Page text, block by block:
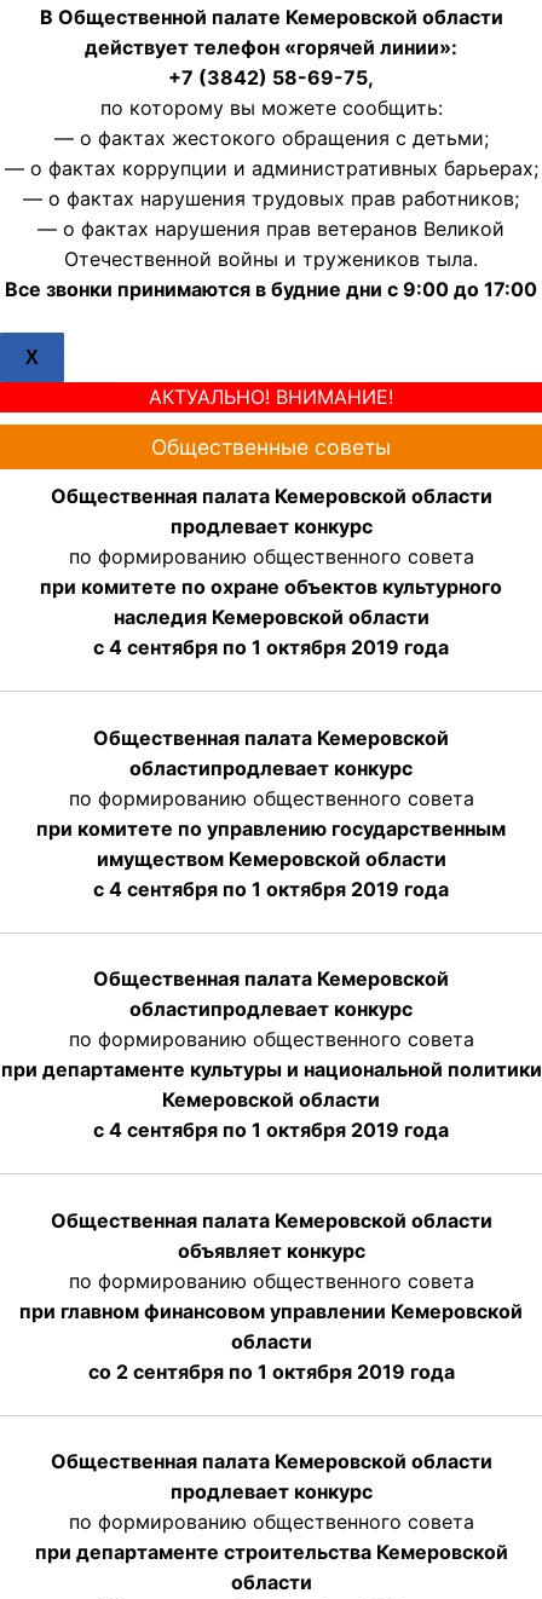
В Общественной палате Кемеровской области
действует телефон «горячей линии»:
+7 (3842) 58-69-75,
по которому вы можете сообщить:
— о фактах жестокого обращения с детьми;
— о фактах коррупции и административных барьерах;
— о фактах нарушения трудовых прав работников;
— о фактах нарушения прав ветеранов Великой
Отечественной войны и тружеников тыла.
Все звонки принимаются в будние дни с 9:00 до 17:00
X
АКТУАЛЬНО! ВНИМАНИЕ!
Общественные советы
Общественная палата Кемеровской области
продлевает конкурс
по формированию общественного совета
при комитете по охране объектов культурного
наследия Кемеровской области
с 4 сентября по 1 октября 2019 года
Общественная палата Кемеровской
областипродлевает конкурс
по формированию общественного совета
при комитете по управлению государственным
имуществом Кемеровской области
с 4 сентября по 1 октября 2019 года
Общественная палата Кемеровской
областипродлевает конкурс
по формированию общественного совета
при департаменте культуры и национальной политики
Кемеровской области
с 4 сентября по 1 октября 2019 года
Общественная палата Кемеровской области
объявляет конкурс
по формированию общественного совета
при главном финансовом управлении Кемеровской
области
со 2 сентября по 1 октября 2019 года
Общественная палата Кемеровской области
продлевает конкурс
по формированию общественного совета
при департаменте строительства Кемеровской
области